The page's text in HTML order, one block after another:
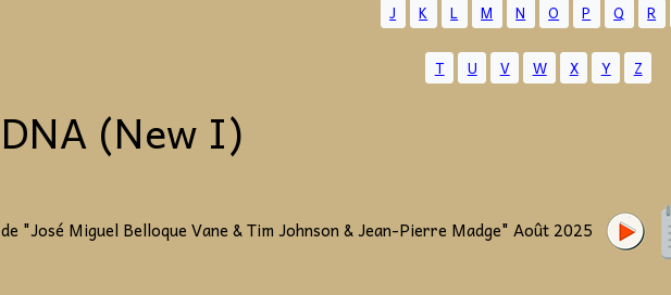
J K L M N O P Q R
T U V W X Y Z
DNA (New I)
de "José Miguel Belloque Vane & Tim Johnson & Jean-Pierre Madge" Août 2025